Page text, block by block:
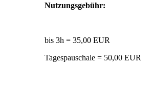
Nutzungsgebühr:
bis 3h = 35,00 EUR
Tagespauschale = 50,00 EUR